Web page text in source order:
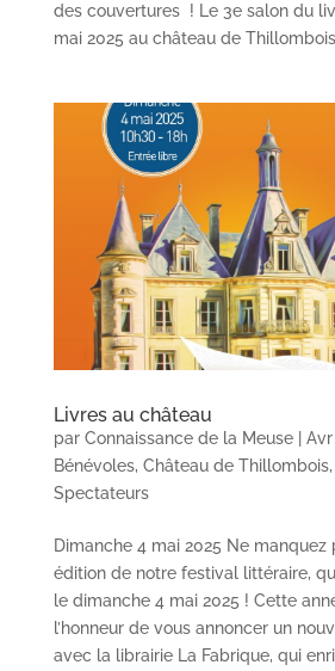
des couvertures ! Le 3e salon du
mai 2025 au château de
Livres au château
par Connaissance de la Meuse| Avr
Bénévoles, Château de Thillombois,
Spectateurs
Dimanche 4 mai 2025 Ne manquez
édition de notre festival littéraire,
le dimanche 4 mai 2025 ! Cette
l’honneur de vous annoncer un
avec la librairie La Fabrique, qui